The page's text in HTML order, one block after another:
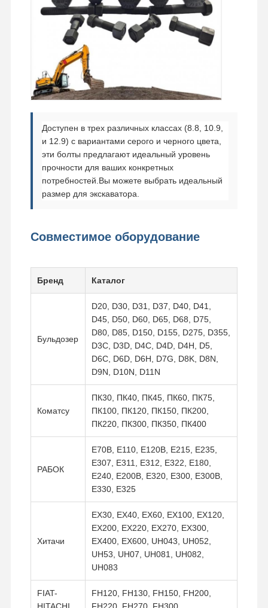
Сверток для зубов
Застежка для зубного блока
Шнур колеса грузовика
болты и гайки
Болт ботинка следа
Доступен в трех различных классах (8.8, 10.9,
и 12.9) с вариантами серого и черного цвета,
эти болты предлагают идеальный уровень
прочности для ваших конкретных
потребностей.Вы можете выбрать идеальный
размер для экскаватора.
Совместимое оборудование
Бренд Каталог
Бульдозер
D20, D30, D31, D37, D40, D41,
D45, D50, D60, D65, D68, D75,
D80, D85, D150, D155, D275, D355,
D3C, D3D, D4C, D4D, D4H, D5,
D6C, D6D, D6H, D7G, D8K, D8N,
D9N, D10N, D11N
Коматсу
ПК30, ПК40, ПК45, ПК60, ПК75,
ПК100, ПК120, ПК150, ПК200,
ПК220, ПК300, ПК350, ПК400
РАБОК
E70B, E110, E120B, E215, E235,
E307, E311, E312, E322, E180,
E240, E200B, E320, E300, E300B,
E330, E325
Хитачи
EX30, EX40, EX60, EX100, EX120,
EX200, EX220, EX270, EX300,
EX400, EX600, UH043, UH052,
UH53, UH07, UH081, UH082,
UH083
FIAT-
HITACHI
FH120, FH130, FH150, FH200,
FH220, FH270, FH300